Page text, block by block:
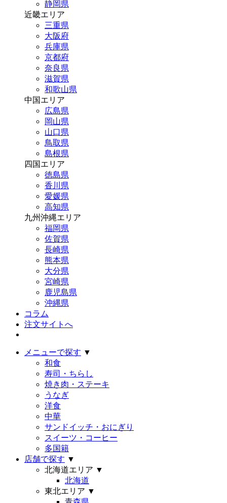
静岡県
近畿エリア
三重県
大阪府
兵庫県
京都府
奈良県
滋賀県
和歌山県
中国エリア
広島県
岡山県
山口県
鳥取県
島根県
四国エリア
徳島県
香川県
愛媛県
高知県
九州沖縄エリア
福岡県
佐賀県
長崎県
熊本県
大分県
宮崎県
鹿児島県
沖縄県
コラム
注文サイトへ
メニューで探す ▼
和食
寿司・ちらし
焼き肉・ステーキ
うなぎ
洋食
中華
サンドイッチ・おにぎり
スイーツ・コーヒー
多国籍
店舗で探す ▼
北海道エリア ▼
北海道
東北エリア ▼